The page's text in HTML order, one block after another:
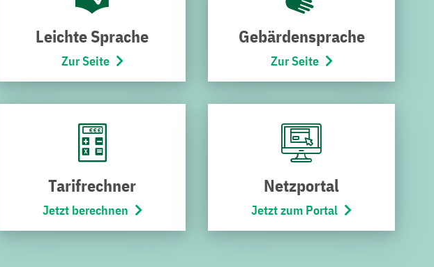
(Montag bis Freitag von
SCHNELLZUGRIF
SERVICES
Downloads
Kündigung
Widerruf
Leichte Sprache
Zur Seite
Gebärdensprache
Zur Seite
Tarifrechner
Jetzt berechnen
Netzportal
Jetzt zum Portal